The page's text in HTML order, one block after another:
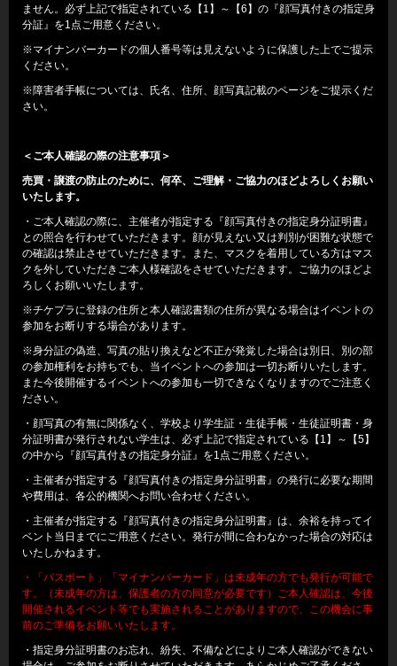
ません。必ず上記で指定されている【1】～【6】の『顔写真付きの指定身
分証』を1点ご用意ください。
※マイナンバーカードの個人番号等は見えないように保護した上でご提示
ください。
※障害者手帳については、氏名、住所、顔写真記載のページをご提示くだ
さい。
＜ご本人確認の際の注意事項＞
売買・譲渡の防止のために、何卒、ご理解・ご協力のほどよろしくお願い
いたします。
・ご本人確認の際に、主催者が指定する『顔写真付きの指定身分証明書』
との照合を行わせていただきます。顔が見えない又は判別が困難な状態で
の確認は禁止させていただきます。また、マスクを着用している方はマス
クを外していただきご本人様確認をさせていただきます。ご協力のほどよ
ろしくお願いいたします。
※チケプラに登録の住所と本人確認書類の住所が異なる場合はイベントの
参加をお断りする場合があります。
※身分証の偽造、写真の貼り換えなど不正が発覚した場合は別日、別の部
の参加権利をお持ちでも、当イベントへの参加は一切お断りいたします。
また今後開催するイベントへの参加も一切できなくなりますのでご注意く
ださい。
・顔写真の有無に関係なく、学校より学生証・生徒手帳・生徒証明書・身
分証明書が発行されない学生は、必ず上記で指定されている【1】～【5】
の中から『顔写真付きの指定身分証』を1点ご用意ください。
・主催者が指定する『顔写真付きの指定身分証明書』の発行に必要な期間
や費用は、各公的機関へお問い合わせください。
・主催者が指定する『顔写真付きの指定身分証明書』は、余裕を持ってイ
ベント当日までにご用意ください。発行が間に合わなかった場合の対応は
いたしかねます。
・「パスポート」「マイナンバーカード」は未成年の方でも発行が可能で
す。（未成年の方は、保護者の方の同意が必要です）ご本人確認は、今後
開催されるイベント等でも実施されることがありますので、この機会に事
前のご準備をお願いいたします。
・指定身分証明書のお忘れ、紛失、不備などによりご本人確認ができない